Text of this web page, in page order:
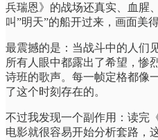
兵瑞恩》的战场还真实、血腥
叫”明天”的船开过来，画面美
最震撼的是：当战斗中的人们
所有人眼中都露出了希望，惨
诗班的歌声。每一帧定格都像
了这个时刻存在的。
不过我发现一个副作用：读完
电影就很容易开始分析套路，